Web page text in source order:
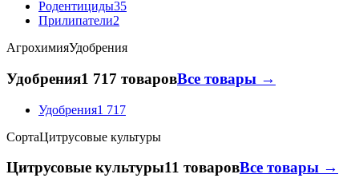
Родентициды35
Прилипатели2
АгрохимияУдобрения
Удобрения1 717 товаровВсе товары →
Удобрения1 717
СортаЦитрусовые культуры
Цитрусовые культуры11 товаровВсе товары →